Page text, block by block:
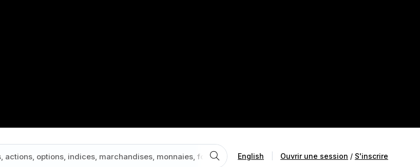
English Ouvrir une session / S'inscrire